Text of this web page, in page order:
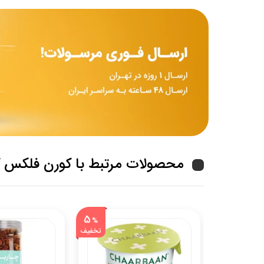
محصولات مرتبط با کورن فلکس
%
5
تخفیف